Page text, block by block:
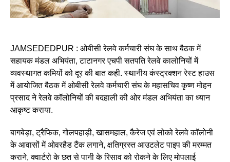
JAMSEDEDPUR : ओबीसी रेलवे कर्मचारी संघ के साथ बैठक में
सहायक मंडल अभियंता, टाटानगर एचपी सतपति रेलवे कालोनियों में
व्यवस्थागत कमियों को दूर की बात कही. स्थानीय कंस्ट्रक्शन रेस्ट हाउस
में आयोजित बैठक में ओबीसी रेलवे कर्मचारी संघ के महासचिव कृष्ण मोहन
प्रसाद ने रेलवे कॉलोनियों की बदहाली की ओर मंडल अभियंता का ध्यान
आकृष्ट कराया.
बागबेड़ा, ट्रैफिक, गोलपहाड़ी, खासमहाल, कैरेज एवं लोको रेलवे कॉलोनी
के आवासों में ओवरहैड टैंक लगाने, क्षतिग्रस्त आउटलेट पाइप की मरम्मत
कराने, क्वार्टरो के छत से पानी के रिसाव को रोकने के लिए मोपलाई